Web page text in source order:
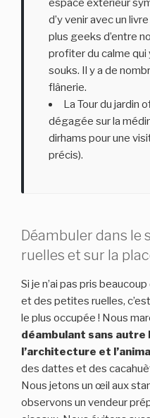
espace extérieur
d’y venir avec un
plus geeks d’entre
profiter du calme
souks. Il y a de
flânerie.
La Tour du jardin
dégagée sur la
dirhams pour une
précis).
Déambuler dans le
ruelles et sur la
Si je n’ai pas pris
et des petites ruelles,
le plus occupée ! Nous
déambulant sans autre
l’architecture et
des dattes et des
Nous jetons un œil aux
observons un vendeur